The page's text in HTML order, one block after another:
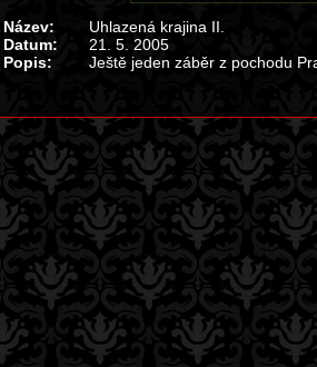
Název:
Uhlazená krajina II.
Datum:
21. 5. 2005
Popis:
Ještě jeden záběr z pochodu